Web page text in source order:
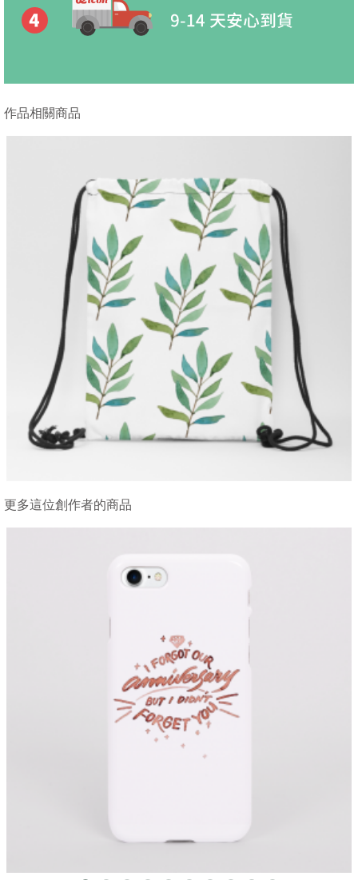
作品相關商品
更多這位創作者的商品